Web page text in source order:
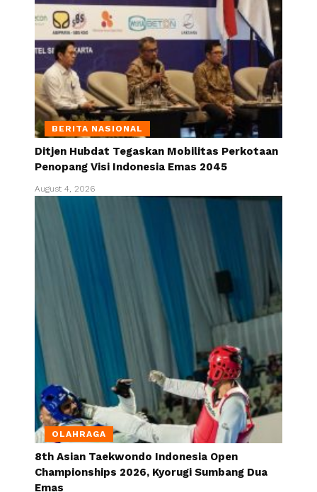
BERITA NASIONAL
Ditjen Hubdat Tegaskan Mobilitas Perkotaan
Penopang Visi Indonesia Emas 2045
August 4, 2026
OLAHRAGA
8th Asian Taekwondo Indonesia Open
Championships 2026, Kyorugi Sumbang Dua
Emas